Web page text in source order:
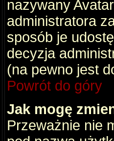
nazywany
administratora
sposób je
decyzja
(na pewno jest
Powrót do góry
Jak mogę
Przeważnie nie